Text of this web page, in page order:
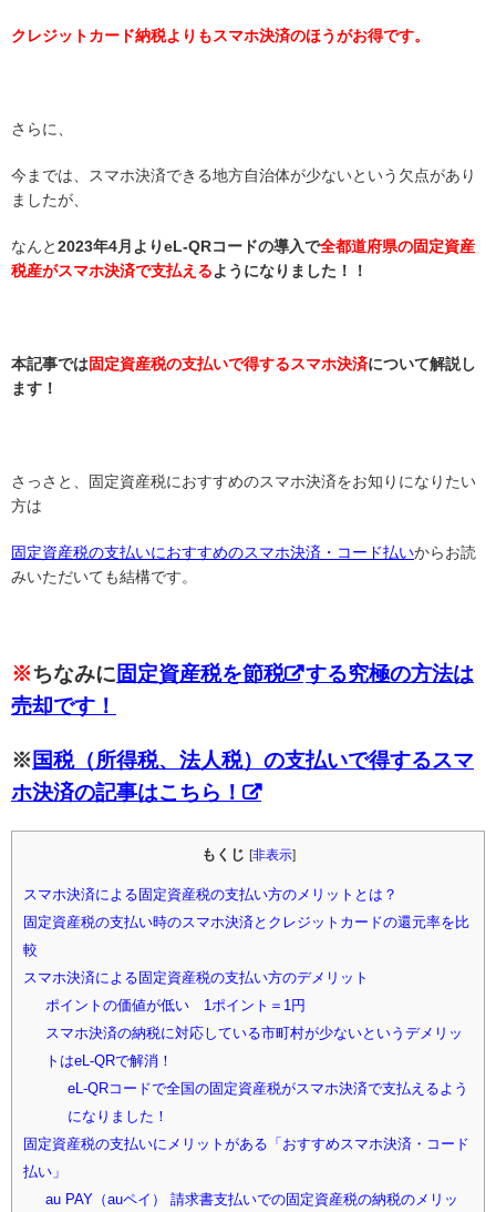
クレジットカード納税よりもスマホ決済のほうがお得です。
さらに、
今までは、スマホ決済できる地方自治体が少ないという欠点があり
ましたが、
なんと2023年4月よりeL-QRコードの導入で全都道府県の固定資産
税産がスマホ決済で支払えるようになりました！！
本記事では固定資産税の支払いで得するスマホ決済について解説し
ます！
さっさと、固定資産税におすすめのスマホ決済をお知りになりたい
方は
固定資産税の支払いにおすすめのスマホ決済・コード払いからお読
みいただいても結構です。
※ちなみに固定資産税を節税
する究極の方法は
売却です！
※ 国税（所得税、法人税）の支払いで得するスマ
ホ決済の記事はこちら！
もくじ [非表示]
スマホ決済による固定資産税の支払い方のメリットとは？
固定資産税の支払い時のスマホ決済とクレジットカードの還元率を比
較
スマホ決済による固定資産税の支払い方のデメリット
ポイントの価値が低い 1ポイント＝1円
スマホ決済の納税に対応している市町村が少ないというデメリッ
トはeL-QRで解消！
eL-QRコードで全国の固定資産税がスマホ決済で支払えるよう
になりました！
固定資産税の支払いにメリットがある「おすすめスマホ決済・コード
払い」
au PAY（auペイ） 請求書支払いでの固定資産税の納税のメリッ